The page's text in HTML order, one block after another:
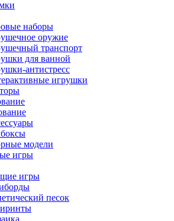
наборы
оружие
транспорт
для ванной
антистресс
игрушки
модели
игры
игры
песок